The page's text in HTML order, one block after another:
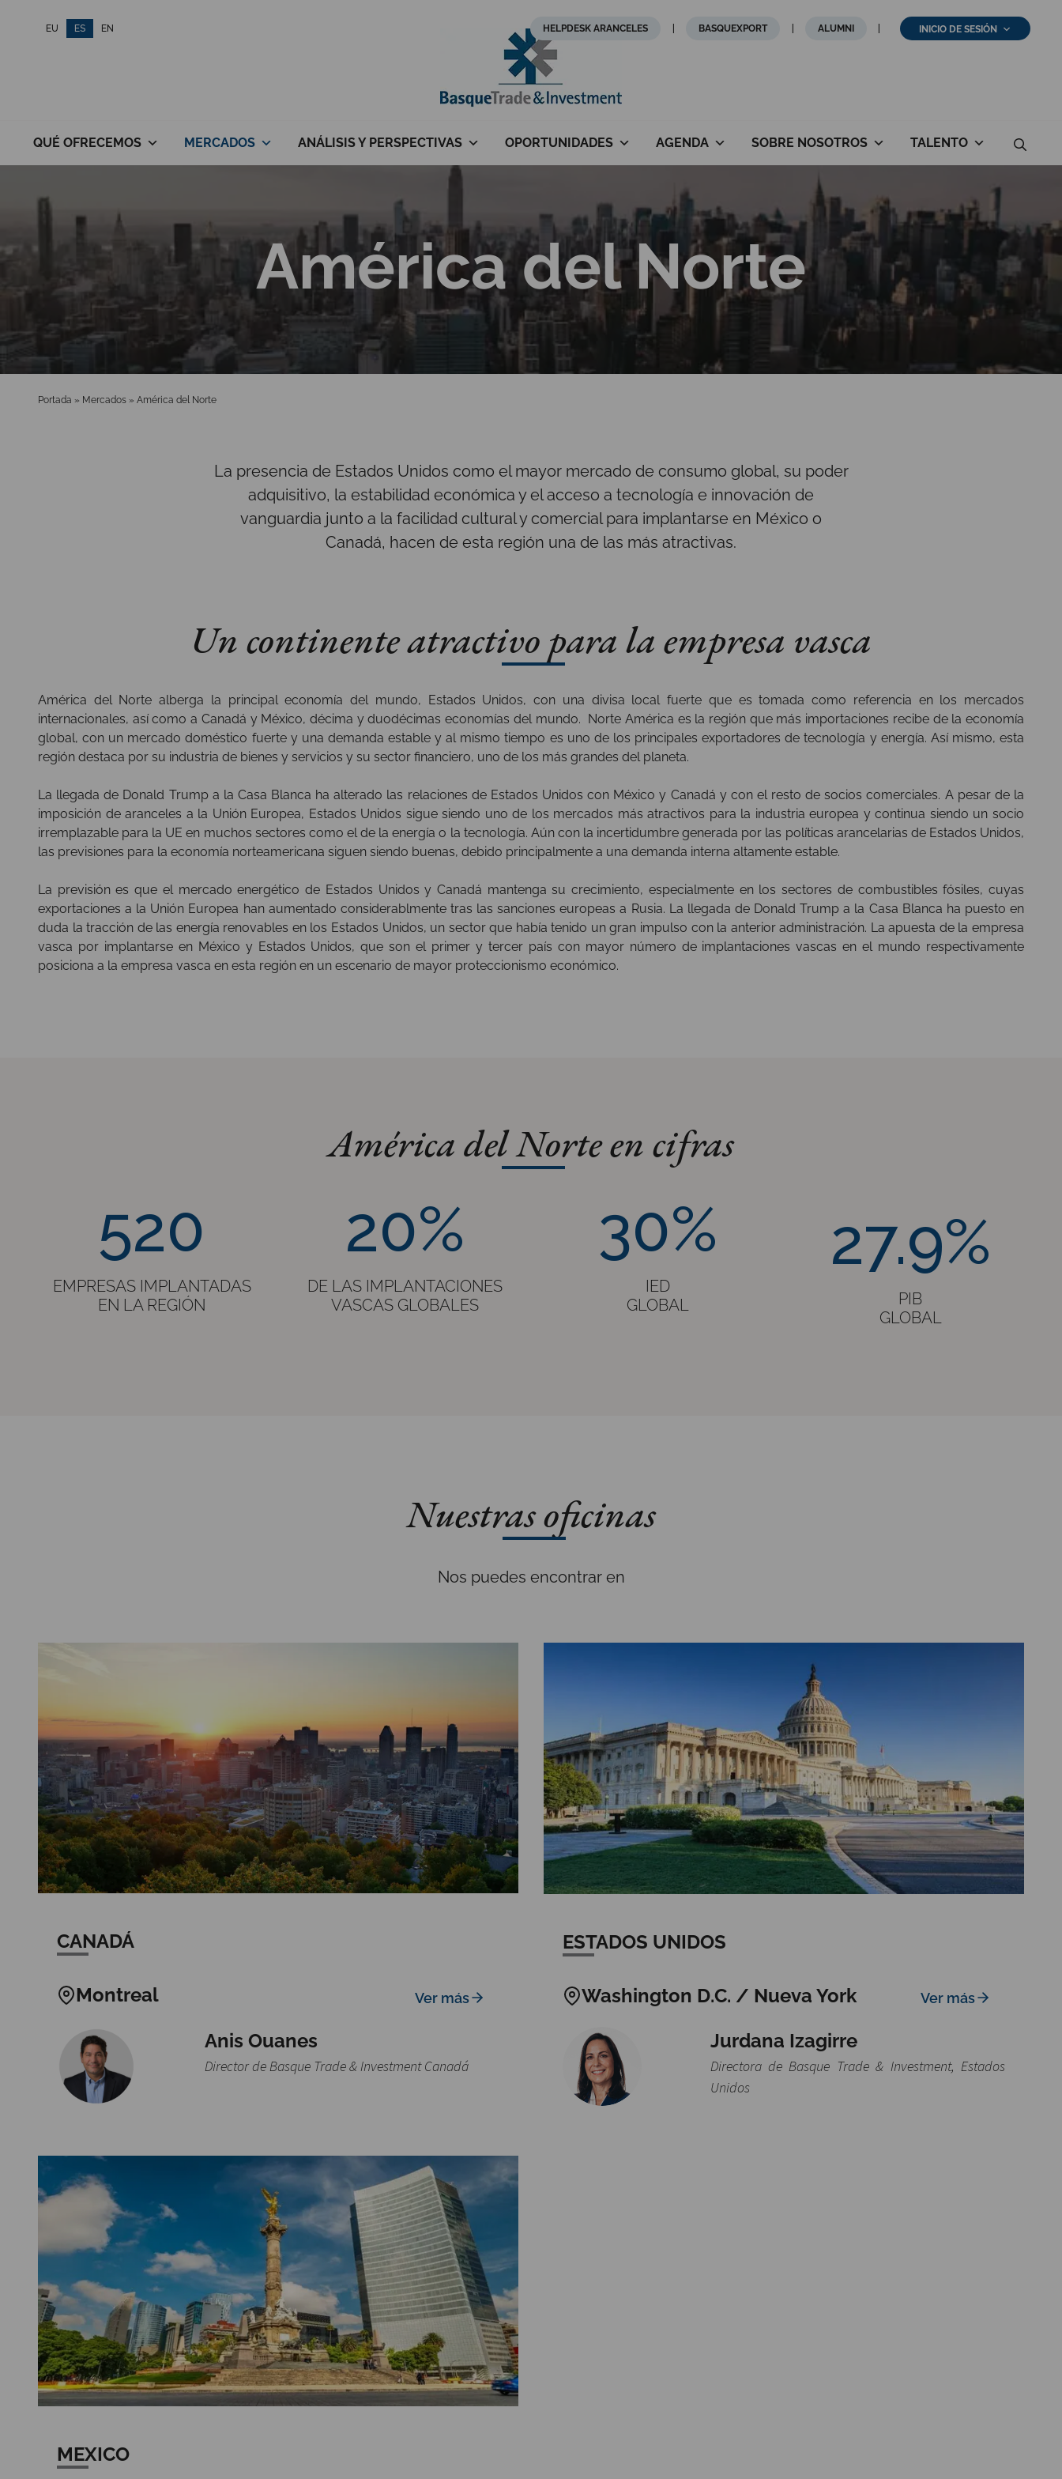
EU ES EN HELPDESK ARANCELES BASQUEXPORT ALUMNI INICIO DE SESIÓN
QUÉ OFRECEMOS MERCADOS ANÁLISIS Y PERSPECTIVAS OPORTUNIDADES AGENDA SOBRE NOSOTROS TALENTO
América del Norte
Portada » Mercados » América del Norte
La presencia de Estados Unidos como el mayor mercado de consumo global, su poder
adquisitivo, la estabilidad económica y el acceso a tecnología e innovación de
vanguardia junto a la facilidad cultural y comercial para implantarse en México o
Canadá, hacen de esta región una de las más atractivas.
Un continente atractivo para la empresa vasca
América del Norte alberga la principal economía del mundo, Estados Unidos, con una divisa local fuerte que es tomada como referencia en los mercados
internacionales, así como a Canadá y México, décima y duodécimas economías del mundo. Norte América es la región que más importaciones recibe de la economía
global, con un mercado doméstico fuerte y una demanda estable y al mismo tiempo es uno de los principales exportadores de tecnología y energía. Así mismo, esta
región destaca por su industria de bienes y servicios y su sector financiero, uno de los más grandes del planeta.
La llegada de Donald Trump a la Casa Blanca ha alterado las relaciones de Estados Unidos con México y Canadá y con el resto de socios comerciales. A pesar de la
imposición de aranceles a la Unión Europea, Estados Unidos sigue siendo uno de los mercados más atractivos para la industria europea y continua siendo un socio
irremplazable para la UE en muchos sectores como el de la energía o la tecnología. Aún con la incertidumbre generada por las políticas arancelarias de Estados Unidos,
las previsiones para la economía norteamericana siguen siendo buenas, debido principalmente a una demanda interna altamente estable.
La previsión es que el mercado energético de Estados Unidos y Canadá mantenga su crecimiento, especialmente en los sectores de combustibles fósiles, cuyas
exportaciones a la Unión Europea han aumentado considerablmente tras las sanciones europeas a Rusia. La llegada de Donald Trump a la Casa Blanca ha puesto en
duda la tracción de las energía renovables en los Estados Unidos, un sector que había tenido un gran impulso con la anterior administración. La apuesta de la empresa
vasca por implantarse en México y Estados Unidos, que son el primer y tercer país con mayor número de implantaciones vascas en el mundo respectivamente
posiciona a la empresa vasca en esta región en un escenario de mayor proteccionismo económico.
América del Norte en cifras
520
EMPRESAS IMPLANTADAS
EN LA REGIÓN
20%
DE LAS IMPLANTACIONES
VASCAS GLOBALES
30%
IED
GLOBAL
27.9%
PIB
GLOBAL
Nuestras oficinas
Nos puedes encontrar en
CANADÁ
Montreal Ver más
Anis Ouanes
Director de Basque Trade & Investment Canadá
ESTADOS UNIDOS
Washington D.C. / Nueva York Ver más
Jurdana Izagirre
Directora de Basque Trade & Investment, Estados
Unidos
MEXICO